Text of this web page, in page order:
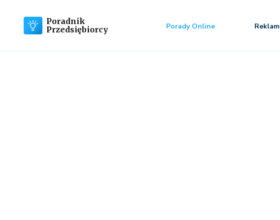
Poradnik
Przedsiębiorcy
Porady Online